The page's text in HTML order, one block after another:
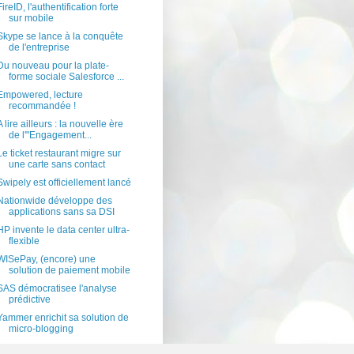
l'authentification forte
sur mobile
se lance à la conquête
de l'entreprise
nouveau pour la plate-
forme sociale Salesforce ...
lecture
recommandée !
lire ailleurs : la nouvelle ère
de l'"Engagement...
ticket restaurant migre sur
une carte sans contact
est officiellement lancé
développe des
applications sans sa DSI
invente le data center ultra-
flexible
(encore) une
solution de paiement mobile
démocratisee l'analyse
prédictive
enrichit sa solution de
micro-blogging